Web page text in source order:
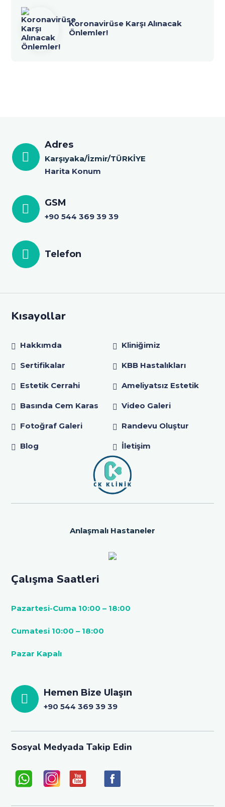
Koronavirüse Karşı Alınacak
Önlemler!
Adres
Karşıyaka/İzmir/TÜRKİYE
Harita Konum
GSM
+90 544 369 39 39
Telefon
Kısayollar
Hakkımda Kliniğimiz
Sertifikalar KBB Hastalıkları
Estetik Cerrahi Ameliyatsız Estetik
Basında Cem Karas Video Galeri
Fotoğraf Galeri Randevu Oluştur
Blog İletişim
Anlaşmalı Hastaneler
Çalışma Saatleri
Pazartesi-Cuma 10:00 – 18:00
Cumatesi 10:00 – 18:00
Pazar Kapalı
Hemen Bize Ulaşın
+90 544 369 39 39
Sosyal Medyada Takip Edin